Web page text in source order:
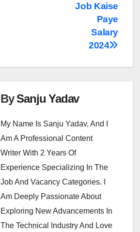
Job Kaise
Paye
Salary
2024
BySanju Yadav
My Name Is Sanju Yadav, And I
Am A Professional Content
Writer With 2 Years Of
Experience Specializing In The
Job And Vacancy Categories. I
Am Deeply Passionate About
Exploring New Advancements In
The Technical Industry And Love